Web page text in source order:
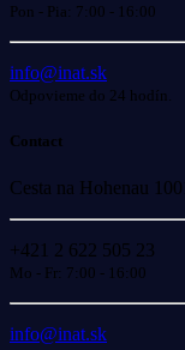
Pon - Pia: 7:00 - 16:00
info@inat.sk
Odpovieme do 24 hodín.
Contact
Cesta na Hohenau
+421 2 622 505 23
Mo - Fr: 7:00 - 16:00
info@inat.sk